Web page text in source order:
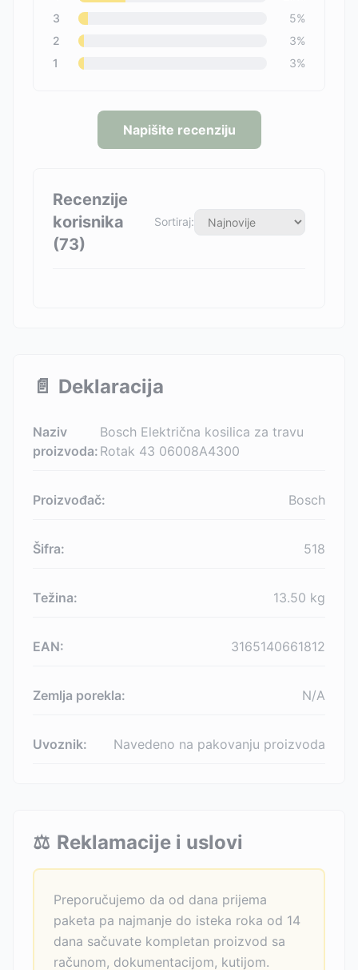
3
5%
2
3%
1
3%
Napišite recenziju
Recenzije
korisnika
(73)
Sortiraj:
📄 Deklaracija
Naziv
proizvoda:
Bosch Električna kosilica za travu
Rotak 43 06008A4300
Proizvođač: Bosch
Šifra: 518
Težina: 13.50 kg
EAN: 3165140661812
Zemlja porekla: N/A
Uvoznik: Navedeno na pakovanju proizvoda
⚖️ Reklamacije i uslovi
Preporučujemo da od dana prijema
paketa pa najmanje do isteka roka od 14
dana sačuvate kompletan proizvod sa
računom, dokumentacijom, kutijom.